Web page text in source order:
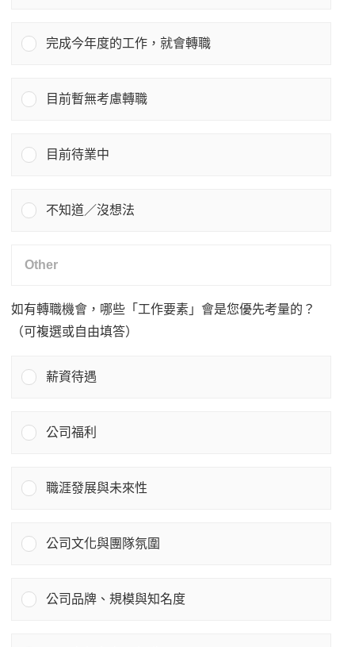
完成今年度的工作，就會轉職
目前暫無考慮轉職
目前待業中
不知道／沒想法
如有轉職機會，哪些「工作要素」會是您優先考量的？
（可複選或自由填答）
薪資待遇
公司福利
職涯發展與未來性
公司文化與團隊氛圍
公司品牌、規模與知名度